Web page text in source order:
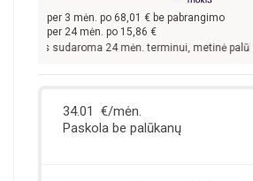
per 3 mėn. po 68,01 € be pabrangimo
per 24 mėn. po 15,86 €
sudaroma 24 mėn. terminui, metinė